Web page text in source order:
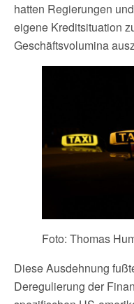
hatten Regierungen
eigene Kreditsituation
Geschäftsvolumina
Foto: Thomas
Diese Ausdehnung
Deregulierung der